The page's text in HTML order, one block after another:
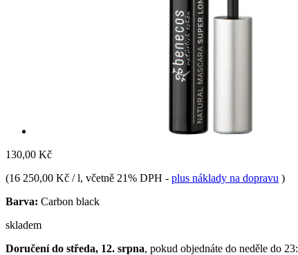
130,00 Kč
(16 250,00 Kč / l, včetně 21% DPH - plus náklady na dopravu )
Barva: Carbon black
skladem
Doručení do středa, 12. srpna, pokud objednáte do neděle do